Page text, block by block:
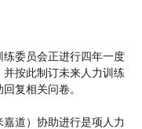
委员会正进行四年一度
按此制订未来人力训练
复相关问卷。
道）协助进行是项人力